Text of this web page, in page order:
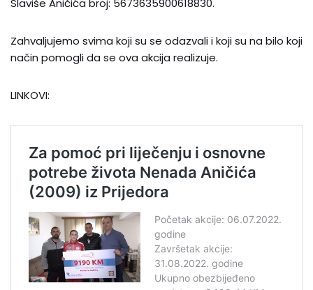
Zahvaljujemo svima koji su se odazvali i koji su na bilo koji
način pomogli da se ova akcija realizuje.
LINKOVI: